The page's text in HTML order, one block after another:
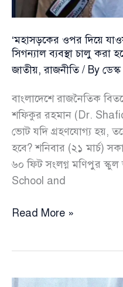
‘মহাসড়কের ওপর দিয়ে
সিগন্যাল ব্যবস্থা চালু করা
জাতীয়,রাজনীতি/ By
বাংলাদেশে রাজনৈতিক
শফিকুর রহমান (Dr.
ভোট যদি গ্রহণযোগ্য হয়,
হবে? শনিবার (২১ মার্চ)
৬০ ফিট সংলগ্ন মণিপুর
School and
‘মহাসড়কের
রেলক্রসিংগুলোতে
Read More »